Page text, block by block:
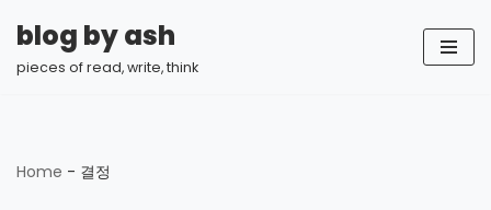
콘
건
blog by ash
pieces of read, write, think
Home - 결정